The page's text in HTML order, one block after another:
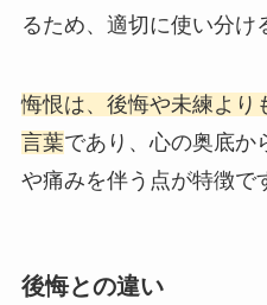
るため、適切に使い分け
悔恨は、後悔や未練より
言葉であり、心の奥底か
や痛みを伴う点が特徴で
後悔との違い